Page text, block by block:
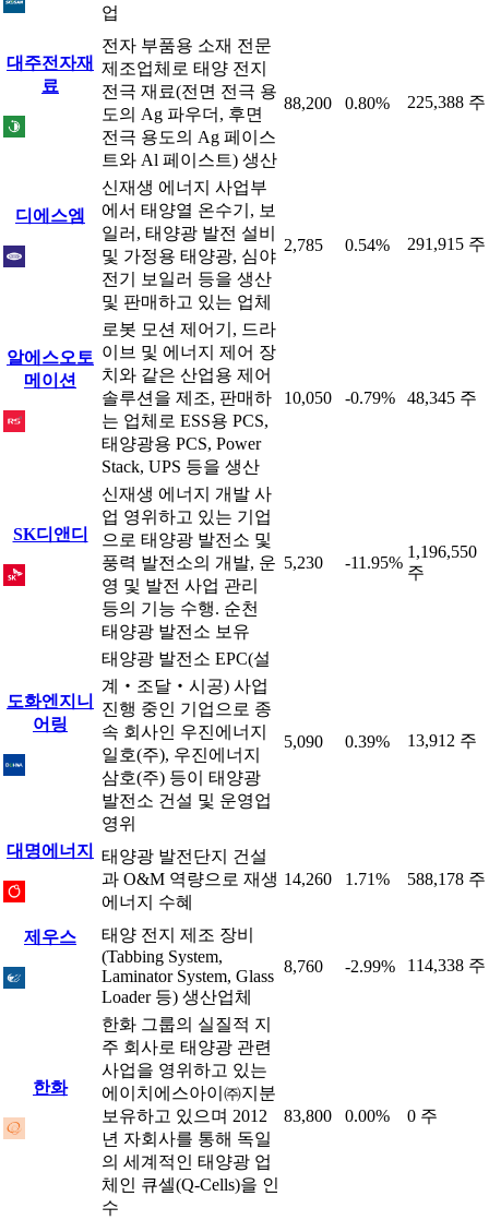
업
대주전자재
료
전자 부품용 소재 전문
제조업체로 태양 전지
전극 재료(전면 전극 용
도의 Ag 파우더, 후면
전극 용도의 Ag 페이스
트와 Al 페이스트) 생산
88,200 0.80% 225,388 주
디에스엠
신재생 에너지 사업부
에서 태양열 온수기, 보
일러, 태양광 발전 설비
및 가정용 태양광, 심야
전기 보일러 등을 생산
및 판매하고 있는 업체
2,785 0.54% 291,915 주
알에스오토
메이션
로봇 모션 제어기, 드라
이브 및 에너지 제어 장
치와 같은 산업용 제어
솔루션을 제조, 판매하
는 업체로 ESS용 PCS,
태양광용 PCS, Power
Stack, UPS 등을 생산
10,050 -0.79% 48,345 주
SK디앤디
신재생 에너지 개발 사
업 영위하고 있는 기업
으로 태양광 발전소 및
풍력 발전소의 개발, 운
영 및 발전 사업 관리
등의 기능 수행. 순천
태양광 발전소 보유
5,230 -11.95%
1,196,550
주
도화엔지니
어링
태양광 발전소 EPC(설
계‧조달‧시공) 사업
진행 중인 기업으로 종
속 회사인 우진에너지
일호(주), 우진에너지
삼호(주) 등이 태양광
발전소 건설 및 운영업
영위
5,090 0.39% 13,912 주
대명에너지
태양광 발전단지 건설
과 O&M 역량으로 재생
에너지 수혜
14,260 1.71% 588,178 주
제우스
태양 전지 제조 장비
(Tabbing System,
Laminator System, Glass
Loader 등) 생산업체
8,760 -2.99% 114,338 주
한화
한화 그룹의 실질적 지
주 회사로 태양광 관련
사업을 영위하고 있는
에이치에스아이㈜지분
보유하고 있으며 2012
년 자회사를 통해 독일
의 세계적인 태양광 업
체인 큐셀(Q-Cells)을 인
수
83,800 0.00% 0 주